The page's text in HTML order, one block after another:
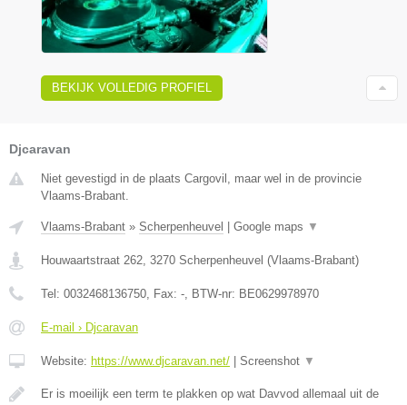
BEKIJK VOLLEDIG PROFIEL
Djcaravan
Niet gevestigd in de plaats Cargovil, maar wel in de provincie
Vlaams-Brabant.
Vlaams-Brabant » Scherpenheuvel | Google maps ▼
Houwaartstraat 262 3270 Scherpenheuvel (Vlaams-Brabant)
Tel: 0032468136750 , Fax: - , BTW-nr: BE0629978970
E-mail › Djcaravan
Website: https://www.djcaravan.net/ | Screenshot ▼
Er is moeilijk een term te plakken op wat Davvod allemaal uit de